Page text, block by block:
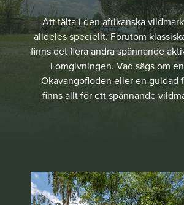
Att tälta i den afrikanska
alldeles speciellt. Förutom
finns det flera andra spännande
i omgivningen. Vad sägs om
Okavangofloden eller en guidad
finns allt för ett spännande